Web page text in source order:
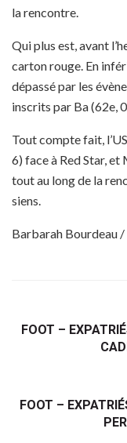
la rencontre.
Qui plus est, avant
carton rouge. En
dépassé par les
inscrits par Ba (62e,
Tout compte fait,
6) face à Red Star,
tout au long de la
siens.
Barbarah Bourdeau
FOOT –
FOOT –